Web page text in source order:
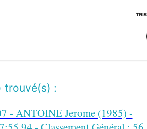
trouvé(s) :
- ANTOINE Jerome (1985) -